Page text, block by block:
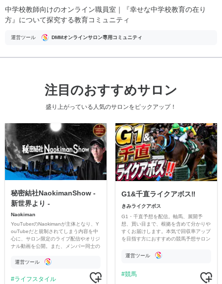
中学校教師向けのオンライン職員室｜『幸せな中学校教育の在り
方』について探究する教育コミュニティ
運営ツール DMMオンラインサロン専用コミュニティ
注目のおすすめサロン
盛り上がっている人気のサロンをピックアップ！
秘密結社NaokimanShow -
新世界より -
Naokiman
YouTuberのNaokimanが主体となり、Y
ouTubeだと規制されてしまう内容を中
心に、サロン限定のライブ配信やオリジ
ナル動画を公開。また、メンバー同士の
ただいています。
運営ツール
ライフスタイル
G1&千直ライクアボス‼️
きみライクアボス
G1・千直予想を配信。軸馬、展開予
想、買い目まで、根拠を含めて分かりや
すくお届けします。本気で回収率アップ
を目指す方におすすめの競馬予想サロン
運営ツール
競馬